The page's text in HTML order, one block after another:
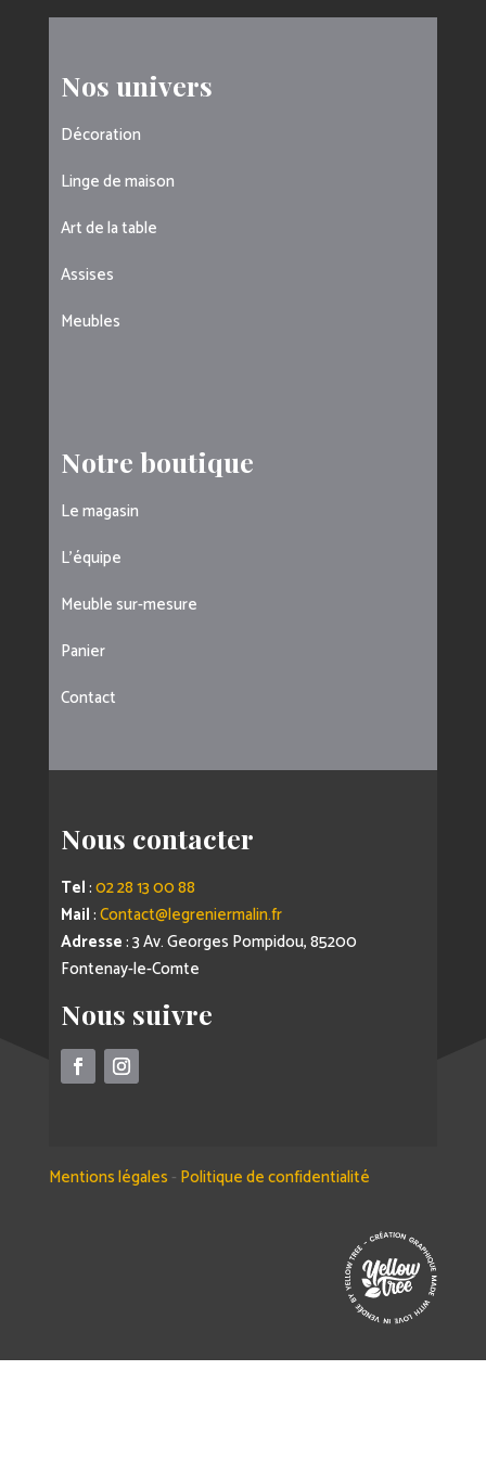
Nos univers
Décoration
Linge de maison
Art de la table
Assises
Meubles
Notre boutique
Le magasin
L’équipe
Meuble sur-mesure
Panier
Contact
Nous contacter
Tel:02 28 13 00 88
Mail:Contact@legreniermalin.fr
Adresse: 3 Av. Georges Pompidou, 85200
Fontenay-le-Comte
Nous suivre
Mentions légales - Politique de confidentialité